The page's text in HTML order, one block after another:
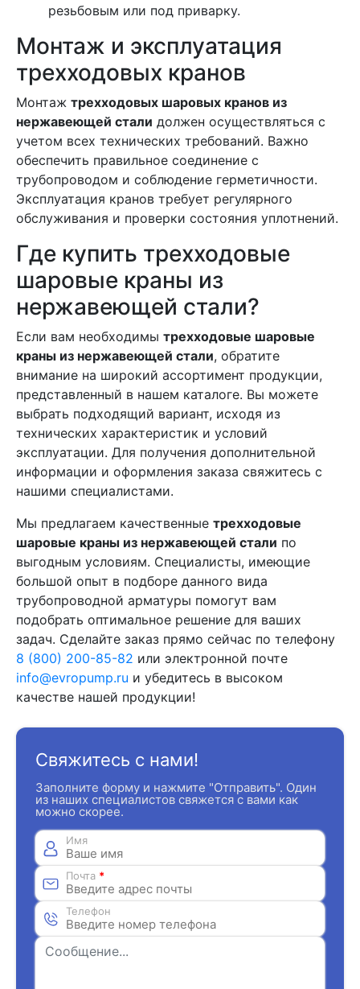
резьбовым или под приварку.
Монтаж и эксплуатация
трехходовых кранов
Монтаж трехходовых шаровых кранов из
нержавеющей стали должен осуществляться с
учетом всех технических требований. Важно
обеспечить правильное соединение с
трубопроводом и соблюдение герметичности.
Эксплуатация кранов требует регулярного
обслуживания и проверки состояния уплотнений.
Где купить трехходовые
шаровые краны из
нержавеющей стали?
Если вам необходимы трехходовые шаровые
краны из нержавеющей стали, обратите
внимание на широкий ассортимент продукции,
представленный в нашем каталоге. Вы можете
выбрать подходящий вариант, исходя из
технических характеристик и условий
эксплуатации. Для получения дополнительной
информации и оформления заказа свяжитесь с
нашими специалистами.
Мы предлагаем качественные трехходовые
шаровые краны из нержавеющей стали по
выгодным условиям. Специалисты, имеющие
большой опыт в подборе данного вида
трубопроводной арматуры помогут вам
подобрать оптимальное решение для ваших
задач. Сделайте заказ прямо сейчас по телефону
8 (800) 200-85-82 или электронной почте
info@evropump.ru и убедитесь в высоком
качестве нашей продукции!
Свяжитесь с нами!
Заполните форму и нажмите "Отправить". Один
из наших специалистов свяжется с вами как
можно скорее.
Имя
Почта *
Телефон